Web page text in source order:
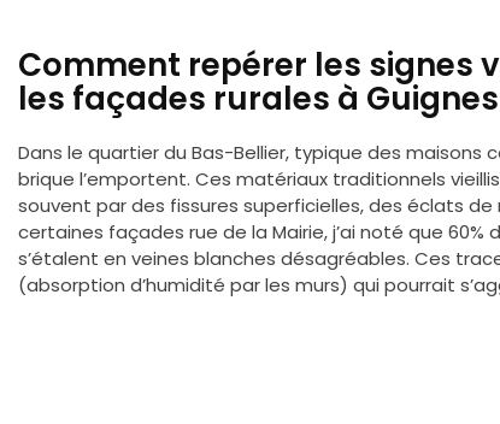
Comment repérer les signes
les façades rurales à Guignes
Dans le quartier du Bas-Bellier, typique des maisons
brique l’emportent. Ces matériaux traditionnels
souvent par des fissures superficielles, des éclats
certaines façades rue de la Mairie, j’ai noté que
s’étalent en veines blanches désagréables. Ces
(absorption d’humidité par les murs) qui pourrait